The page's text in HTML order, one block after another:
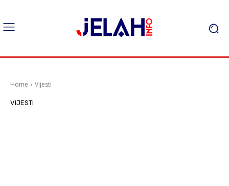
Home Vijesti
VIJESTI